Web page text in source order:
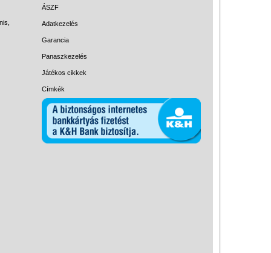
ÁSZF
Adatkezelés
Garancia
Panaszkezelés
Játékos cikkek
Címkék
Papírszínház
Pixelhobby